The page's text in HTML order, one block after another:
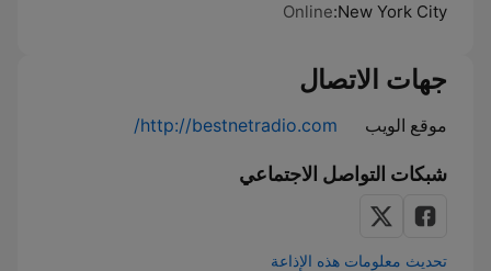
New York City:
Online
جهات الاتصال
موقع الويب http://bestnetradio.com/
شبكات التواصل الاجتماعي
تحديث معلومات هذه الإذاعة